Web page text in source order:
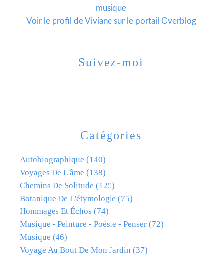
Catégories
Autobiographique (140)
Voyages De L'âme (138)
Chemins De Solitude (125)
Botanique De L'étymologie (75)
Hommages Et Échos (74)
Musique - Peinture - Poésie - Penser (72)
Musique (46)
Voyage Au Bout De Mon Jardin (37)
musique
Voir le profil deVivianesur le portail Overblog
Suivez-moi